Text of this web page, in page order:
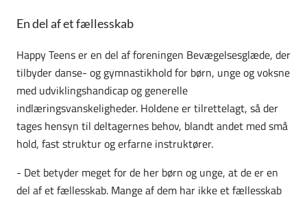
En del af et fællesskab
Happy Teens er en del af foreningen Bevægelsesglæde, der
tilbyder danse- og gymnastikhold for børn, unge og voksne
med udviklingshandicap og generelle
indlæringsvanskeligheder. Holdene er tilrettelagt, så der
tages hensyn til deltagernes behov, blandt andet med små
hold, fast struktur og erfarne instruktører.
- Det betyder meget for de her børn og unge, at de er en
del af et fællesskab. Mange af dem har ikke et fællesskab